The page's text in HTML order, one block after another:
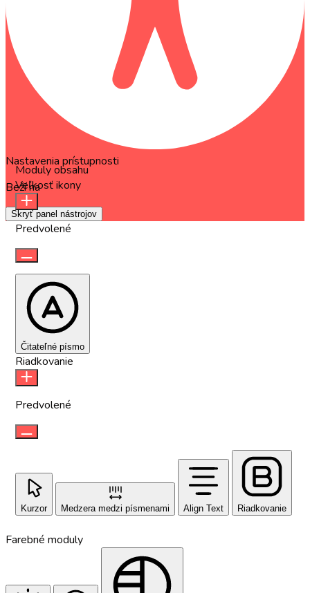
Nastavenia prístupnosti
Beží naOneTap
Skryť panel nástrojov
Moduly obsahu
Veľkosť ikony
Predvolené
Čitateľné písmo
Riadkovanie
Predvolené
Kurzor Medzera medzi písmenami Align Text Riadkovanie
Farebné moduly